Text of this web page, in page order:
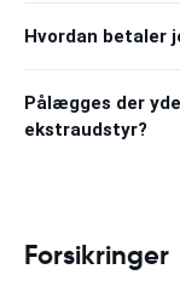
Hvordan betaler
Pålægges der
ekstraudstyr?
Forsikringer